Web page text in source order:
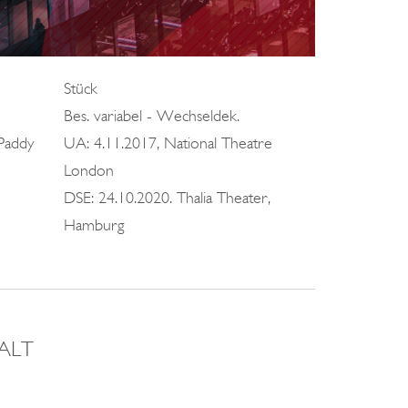
Stück
Bes. variabel - Wechseldek.
UA: 4.11.2017, National Theatre
London
DSE: 24.10.2020. Thalia Theater,
Hamburg